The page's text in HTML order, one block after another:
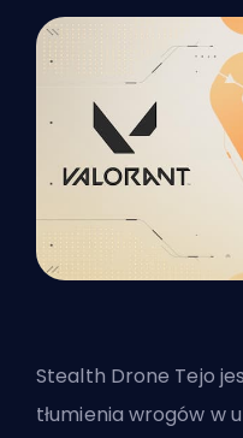
Stealth Drone Tejo
tłumienia wrogów w